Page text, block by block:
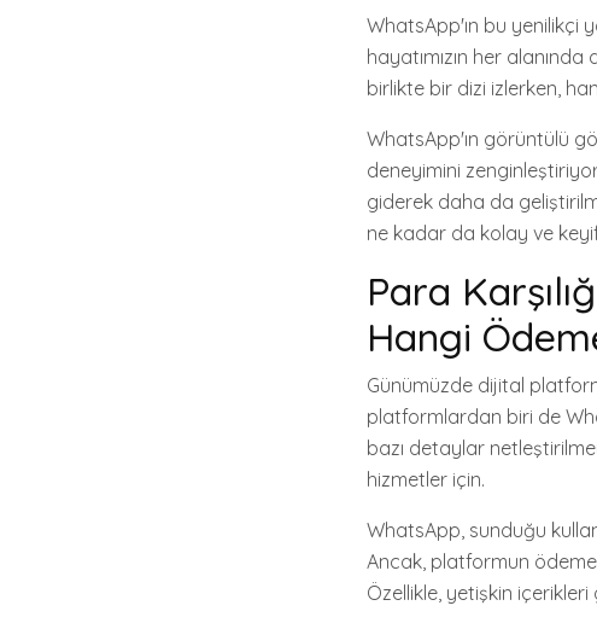
WhatsApp'ın bu yenilikçi
hayatımızın her
birlikte bir dizi izlerken,
WhatsApp'ın görüntülü
deneyimini
giderek daha da
ne kadar da kolay ve
Para
Hangi
Günümüzde dijital
platformlardan biri de
bazı detaylar
hizmetler için.
WhatsApp, sunduğu
Ancak, platformun ödeme
Özellikle, yetişkin